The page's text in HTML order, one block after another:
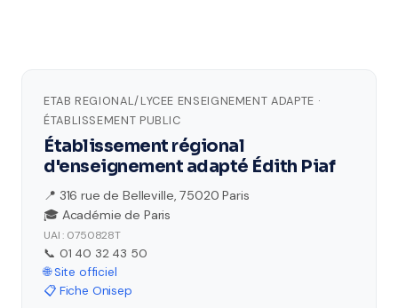
ETAB REGIONAL/LYCEE ENSEIGNEMENT ADAPTE ·
ÉTABLISSEMENT PUBLIC
Établissement régional
d'enseignement adapté Édith Piaf
📍 316 rue de Belleville, 75020 Paris
🎓 Académie de Paris
UAI : 0750828T
📞 01 40 32 43 50
🌐 Site officiel
📋 Fiche Onisep